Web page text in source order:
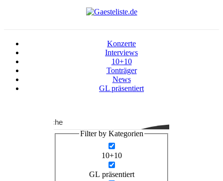
Konzerte
Interviews
10+10
Tonträger
News
GL präsentiert
Suche
Filter by Kategorien
10+10
GL präsentiert